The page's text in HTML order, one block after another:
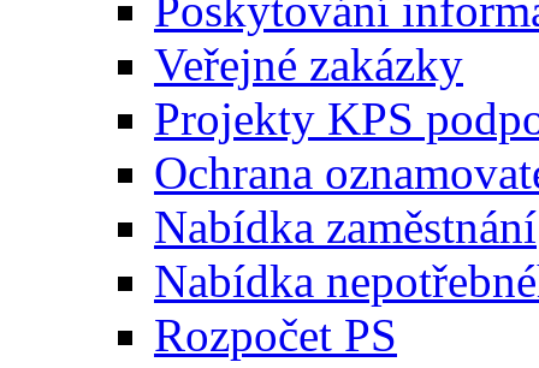
Veřejné zakázky
Projekty KPS
Ochrana
Nabídka zaměstnání
Nabídka
Rozpočet PS